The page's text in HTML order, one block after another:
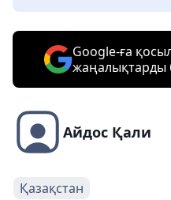
Google-ға
жаңалықтарды
Айдос Қали
Қазақстан